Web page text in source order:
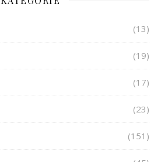
(13)
(19)
(17)
(23)
(151)